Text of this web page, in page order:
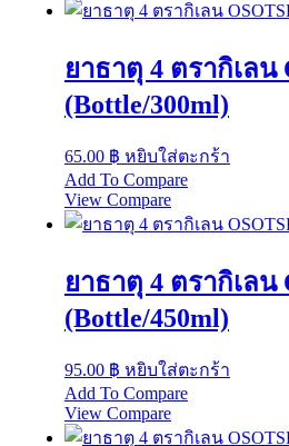
ยาธาตุ 4 ตรากิเลน
(Bottle/300ml)
65.00 ฿ หยิบใส่ตะกร้า
Add To Compare
View Compare
ยาธาตุ 4 ตรากิเลน
(Bottle/450ml)
95.00 ฿ หยิบใส่ตะกร้า
Add To Compare
View Compare